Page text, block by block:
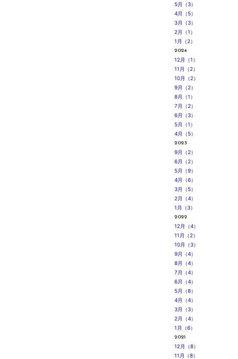
5月（3）
4月（5）
3月（3）
2月（1）
1月（2）
2024
12月（1）
11月（2）
10月（2）
9月（2）
8月（1）
7月（2）
6月（3）
5月（1）
4月（5）
2023
9月（2）
6月（2）
5月（9）
4月（6）
3月（5）
2月（4）
1月（3）
2022
12月（4）
11月（2）
10月（3）
9月（4）
8月（4）
7月（4）
6月（4）
5月（8）
4月（4）
3月（3）
2月（4）
1月（6）
2021
12月（8）
11月（8）